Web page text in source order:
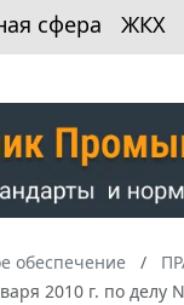
сфера ЖКХ
обеспечение
2010 г. по